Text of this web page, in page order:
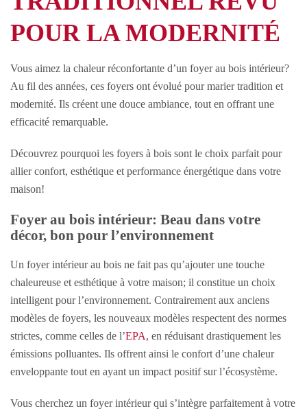
POUR LA MODERNITÉ
Vous aimez la chaleur réconfortante d’un foyer au bois intérieur?
Au fil des années, ces foyers ont évolué pour marier tradition et
modernité. Ils créent une douce ambiance, tout en offrant une
efficacité remarquable.
Découvrez pourquoi les foyers à bois sont le choix parfait pour
allier confort, esthétique et performance énergétique dans votre
maison!
Foyer au bois intérieur: Beau dans votre
décor, bon pour l’environnement
Un foyer intérieur au bois ne fait pas qu’ajouter une touche
chaleureuse et esthétique à votre maison; il constitue un choix
intelligent pour l’environnement. Contrairement aux anciens
modèles de foyers, les nouveaux modèles respectent des normes
strictes, comme celles de l’EPA, en réduisant drastiquement les
émissions polluantes. Ils offrent ainsi le confort d’une chaleur
enveloppante tout en ayant un impact positif sur l’écosystème.
Vous cherchez un foyer intérieur qui s’intègre parfaitement à votre